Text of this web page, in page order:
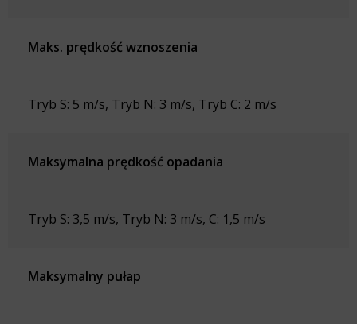
Maks. prędkość wznoszenia
Tryb S: 5 m/s, Tryb N: 3 m/s, Tryb C: 2 m/s
Maksymalna prędkość opadania
Tryb S: 3,5 m/s, Tryb N: 3 m/s, C: 1,5 m/s
Maksymalny pułap